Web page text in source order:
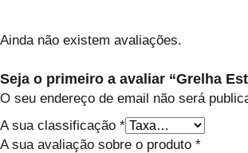
Ainda não existem avaliações.
Seja o primeiro a avaliar “Grelha
O seu endereço de email não será
A sua classificação *
A sua avaliação sobre o produto *